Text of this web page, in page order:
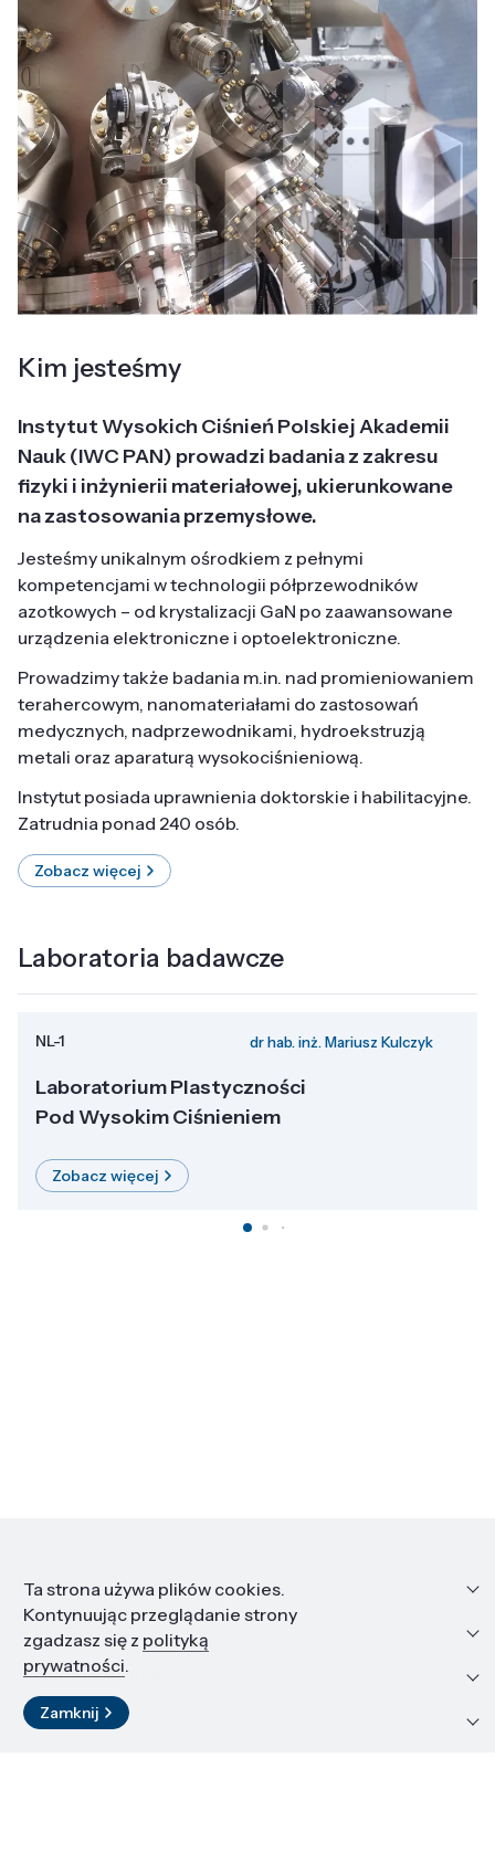
Kim jesteśmy
Instytut Wysokich Ciśnień Polskiej Akademii
Nauk (IWC PAN) prowadzi badania z zakresu
fizyki i inżynierii materiałowej, ukierunkowane
na zastosowania przemysłowe.
Jesteśmy unikalnym ośrodkiem z pełnymi
kompetencjami w technologii półprzewodników
azotkowych – od krystalizacji GaN po zaawansowane
urządzenia elektroniczne i optoelektroniczne.
Prowadzimy także badania m.in. nad promieniowaniem
terahercowym, nanomateriałami do zastosowań
medycznych, nadprzewodnikami, hydroekstruzją
metali oraz aparaturą wysokociśnieniową.
Instytut posiada uprawnienia doktorskie i habilitacyjne.
Zatrudnia ponad 240 osób.
Zobacz więcej
Laboratoria badawcze
NL-1 dr hab. inż. Mariusz Kulczyk
Laboratorium Plastyczności
Pod Wysokim Ciśnieniem
Zobacz więcej
Informacje
Edukacja i kariera
Zasoby i materiały
Kontakt
Ta strona używa plików cookies.
Kontynuując przeglądanie strony
zgadzasz się z polityką
prywatności.
Zamknij